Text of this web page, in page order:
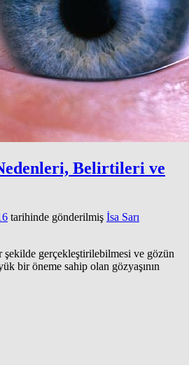
Belirtileri ve
tarihinde gönderilmiş İsa Sarı
gerçekleştirilebilmesi ve gözün
bir öneme sahip olan gözyaşının